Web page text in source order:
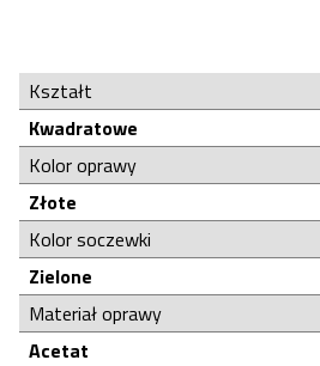
Kształt
Kwadratowe
Kolor oprawy
Złote
Kolor soczewki
Zielone
Materiał oprawy
Acetat